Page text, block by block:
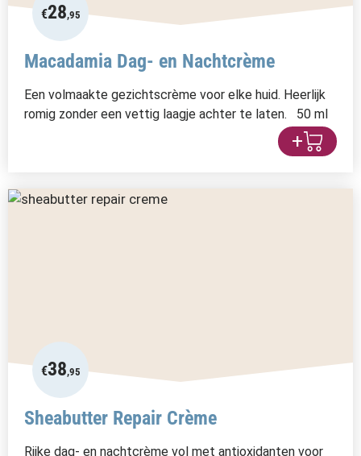
€28,95
Macadamia Dag- en Nachtcrème
Een volmaakte gezichtscrème voor elke huid. Heerlijk
romig zonder een vettig laagje achter te laten. 50 ml
+
€38,95
Sheabutter Repair Crème
Rijke dag- en nachtcrème vol met antioxidanten voor